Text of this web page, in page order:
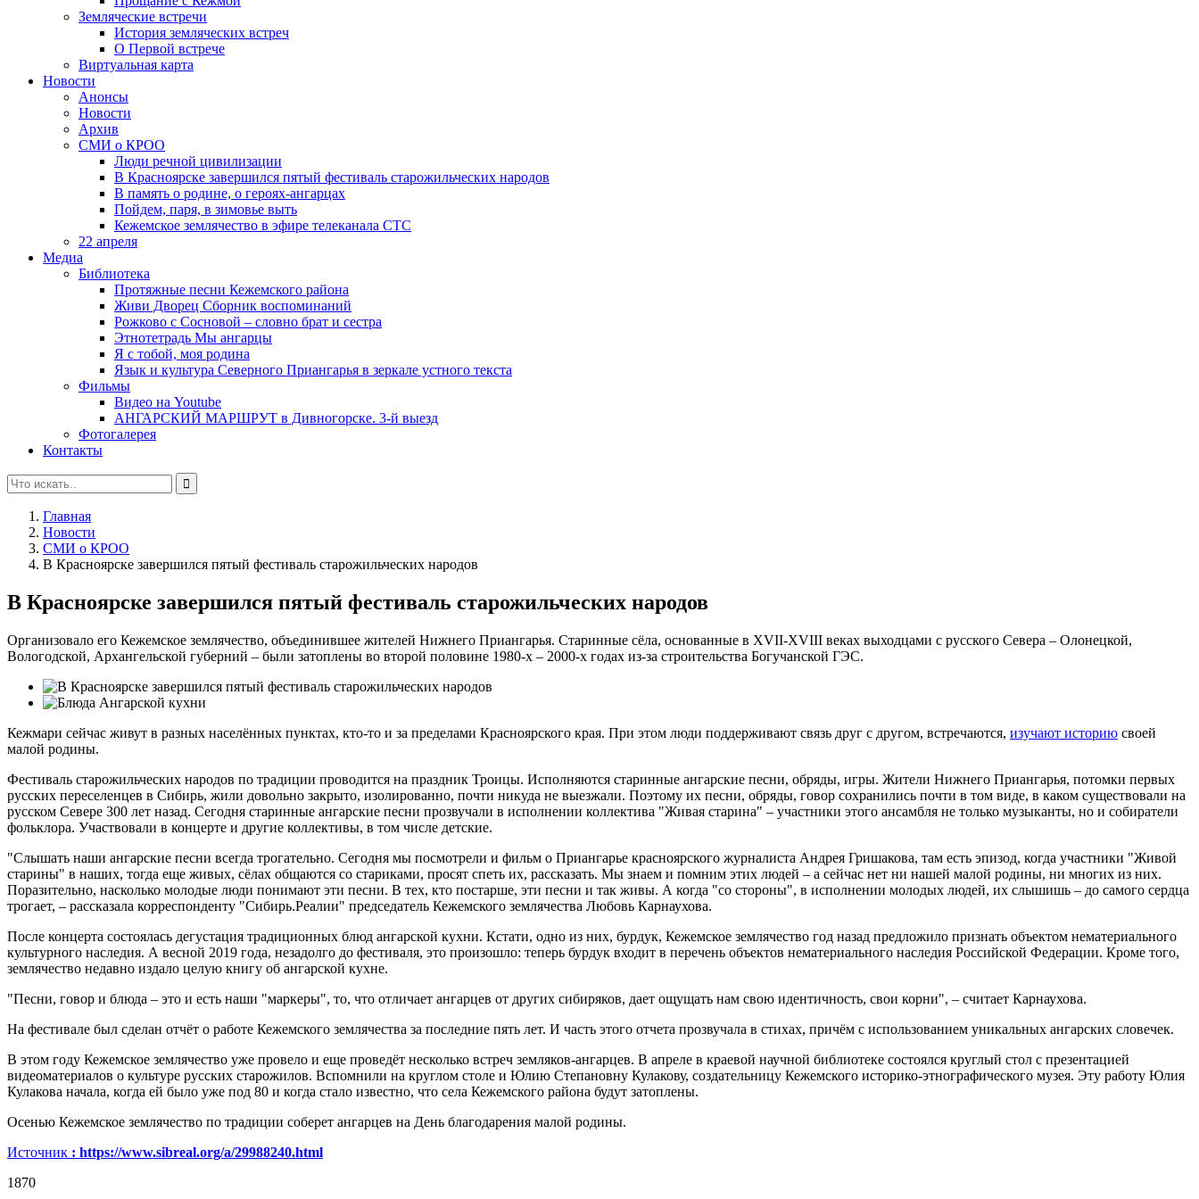
Земляческие встречи
История земляческих встреч
О Первой встрече
Виртуальная карта
Новости
Анонсы
Новости
Архив
СМИ о КРОО
Люди речной цивилизации
В Красноярске завершился пятый фестиваль старожильческих народов
В память о родине, о героях-ангарцах
Пойдем, паря, в зимовье выть
Кежемское землячество в эфире телеканала СТС
22 апреля
Медиа
Библиотека
Протяжные песни Кежемского района
Живи Дворец Сборник воспоминаний
Рожково с Сосновой – словно брат и сестра
Этнотетрадь Мы ангарцы
Я с тобой, моя родина
Язык и культура Северного Приангарья в зеркале устного текста
Фильмы
Видео на Youtube
АНГАРСКИЙ МАРШРУТ в Дивногорске. 3-й выезд
Фотогалерея
Контакты
Главная
Новости
СМИ о КРОО
В Красноярске завершился пятый фестиваль старожильческих народов
В Красноярске завершился пятый фестиваль старожильческих народов
Организовало его Кежемское землячество, объединившее жителей Нижнего Приангарья. Старинные сёла, основанные в XVII-XVIII веках выходцами с русского Севера – Олонецкой,
Вологодской, Архангельской губерний – были затоплены во второй половине 1980-х – 2000-х годах из-за строительства Богучанской ГЭС.
Кежмари сейчас живут в разных населённых пунктах, кто-то и за пределами Красноярского края. При этом люди поддерживают связь друг с другом, встречаются, изучают историю своей
малой родины.
Фестиваль старожильческих народов по традиции проводится на праздник Троицы. Исполняются старинные ангарские песни, обряды, игры. Жители Нижнего Приангарья, потомки первых
русских переселенцев в Сибирь, жили довольно закрыто, изолированно, почти никуда не выезжали. Поэтому их песни, обряды, говор сохранились почти в том виде, в каком существовали на
русском Севере 300 лет назад. Сегодня старинные ангарские песни прозвучали в исполнении коллектива "Живая старина" – участники этого ансамбля не только музыканты, но и собиратели
фольклора. Участвовали в концерте и другие коллективы, в том числе детские.
"Слышать наши ангарские песни всегда трогательно. Сегодня мы посмотрели и фильм о Приангарье красноярского журналиста Андрея Гришакова, там есть эпизод, когда участники "Живой
старины" в наших, тогда еще живых, сёлах общаются со стариками, просят спеть их, рассказать. Мы знаем и помним этих людей – а сейчас нет ни нашей малой родины, ни многих из них.
Поразительно, насколько молодые люди понимают эти песни. В тех, кто постарше, эти песни и так живы. А когда "со стороны", в исполнении молодых людей, их слышишь – до самого сердца
трогает, – рассказала корреспонденту "Сибирь.Реалии" председатель Кежемского землячества Любовь Карнаухова.
После концерта состоялась дегустация традиционных блюд ангарской кухни. Кстати, одно из них, бурдук, Кежемское землячество год назад предложило признать объектом нематериального
культурного наследия. А весной 2019 года, незадолго до фестиваля, это произошло: теперь бурдук входит в перечень объектов нематериального наследия Российской Федерации. Кроме того,
землячество недавно издало целую книгу об ангарской кухне.
"Песни, говор и блюда – это и есть наши "маркеры", то, что отличает ангарцев от других сибиряков, дает ощущать нам свою идентичность, свои корни", – считает Карнаухова.
На фестивале был сделан отчёт о работе Кежемского землячества за последние пять лет. И часть этого отчета прозвучала в стихах, причём с использованием уникальных ангарских словечек.
В этом году Кежемское землячество уже провело и еще проведёт несколько встреч земляков-ангарцев. В апреле в краевой научной библиотеке состоялся круглый стол с презентацией
видеоматериалов о культуре русских старожилов. Вспомнили на круглом столе и Юлию Степановну Кулакову, создательницу Кежемского историко-этнографического музея. Эту работу Юлия
Кулакова начала, когда ей было уже под 80 и когда стало известно, что села Кежемского района будут затоплены.
Осенью Кежемское землячество по традиции соберет ангарцев на День благодарения малой родины.
Источник : https://www.sibreal.org/a/29988240.html
1870